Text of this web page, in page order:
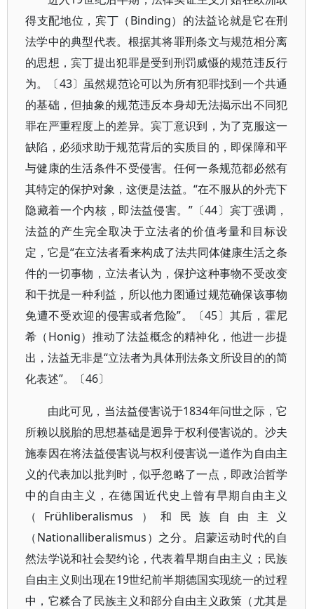
得支配地位，宾丁（Binding）的法益论就是它在刑
法学中的典型代表。根据其将罪刑条文与规范相分离
的思想，宾丁提出犯罪是受到刑罚威慑的规范违反行
为。〔43〕虽然规范论可以为所有犯罪找到一个共通
的基础，但抽象的规范违反本身却无法揭示出不同犯
罪在严重程度上的差异。宾丁意识到，为了克服这一
缺陷，必须求助于规范背后的实质目的，即保障和平
与健康的生活条件不受侵害。任何一条规范都必然有
其特定的保护对象，这便是法益。“在不服从的外壳下
隐藏着一个内核，即法益侵害。”〔44〕宾丁强调，
法益的产生完全取决于立法者的价值考量和目标设
定，它是“在立法者看来构成了法共同体健康生活之条
件的一切事物，立法者认为，保护这种事物不受改变
和干扰是一种利益，所以他力图通过规范确保该事物
免遭不受欢迎的侵害或者危险”。〔45〕其后，霍尼
希（Honig）推动了法益概念的精神化，他进一步提
出，法益无非是“立法者为具体刑法条文所设目的的简
化表述”。〔46〕
由此可见，当法益侵害说于1834年问世之际，它
所赖以脱胎的思想基础是迥异于权利侵害说的。沙夫
施泰因在将法益侵害说与权利侵害说一道作为自由主
义的代表加以批判时，似乎忽略了一点，即政治哲学
中的自由主义，在德国近代史上曾有早期自由主义
（Frühliberalismus）和民族自由主义
（Nationalliberalismus）之分。启蒙运动时代的自
然法学说和社会契约论，代表着早期自由主义；民族
自由主义则出现在19世纪前半期德国实现统一的过程
中，它糅合了民族主义和部分自由主义政策（尤其是